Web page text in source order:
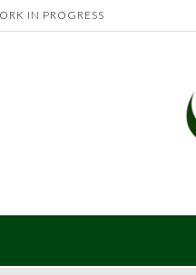
IN PROGRESS